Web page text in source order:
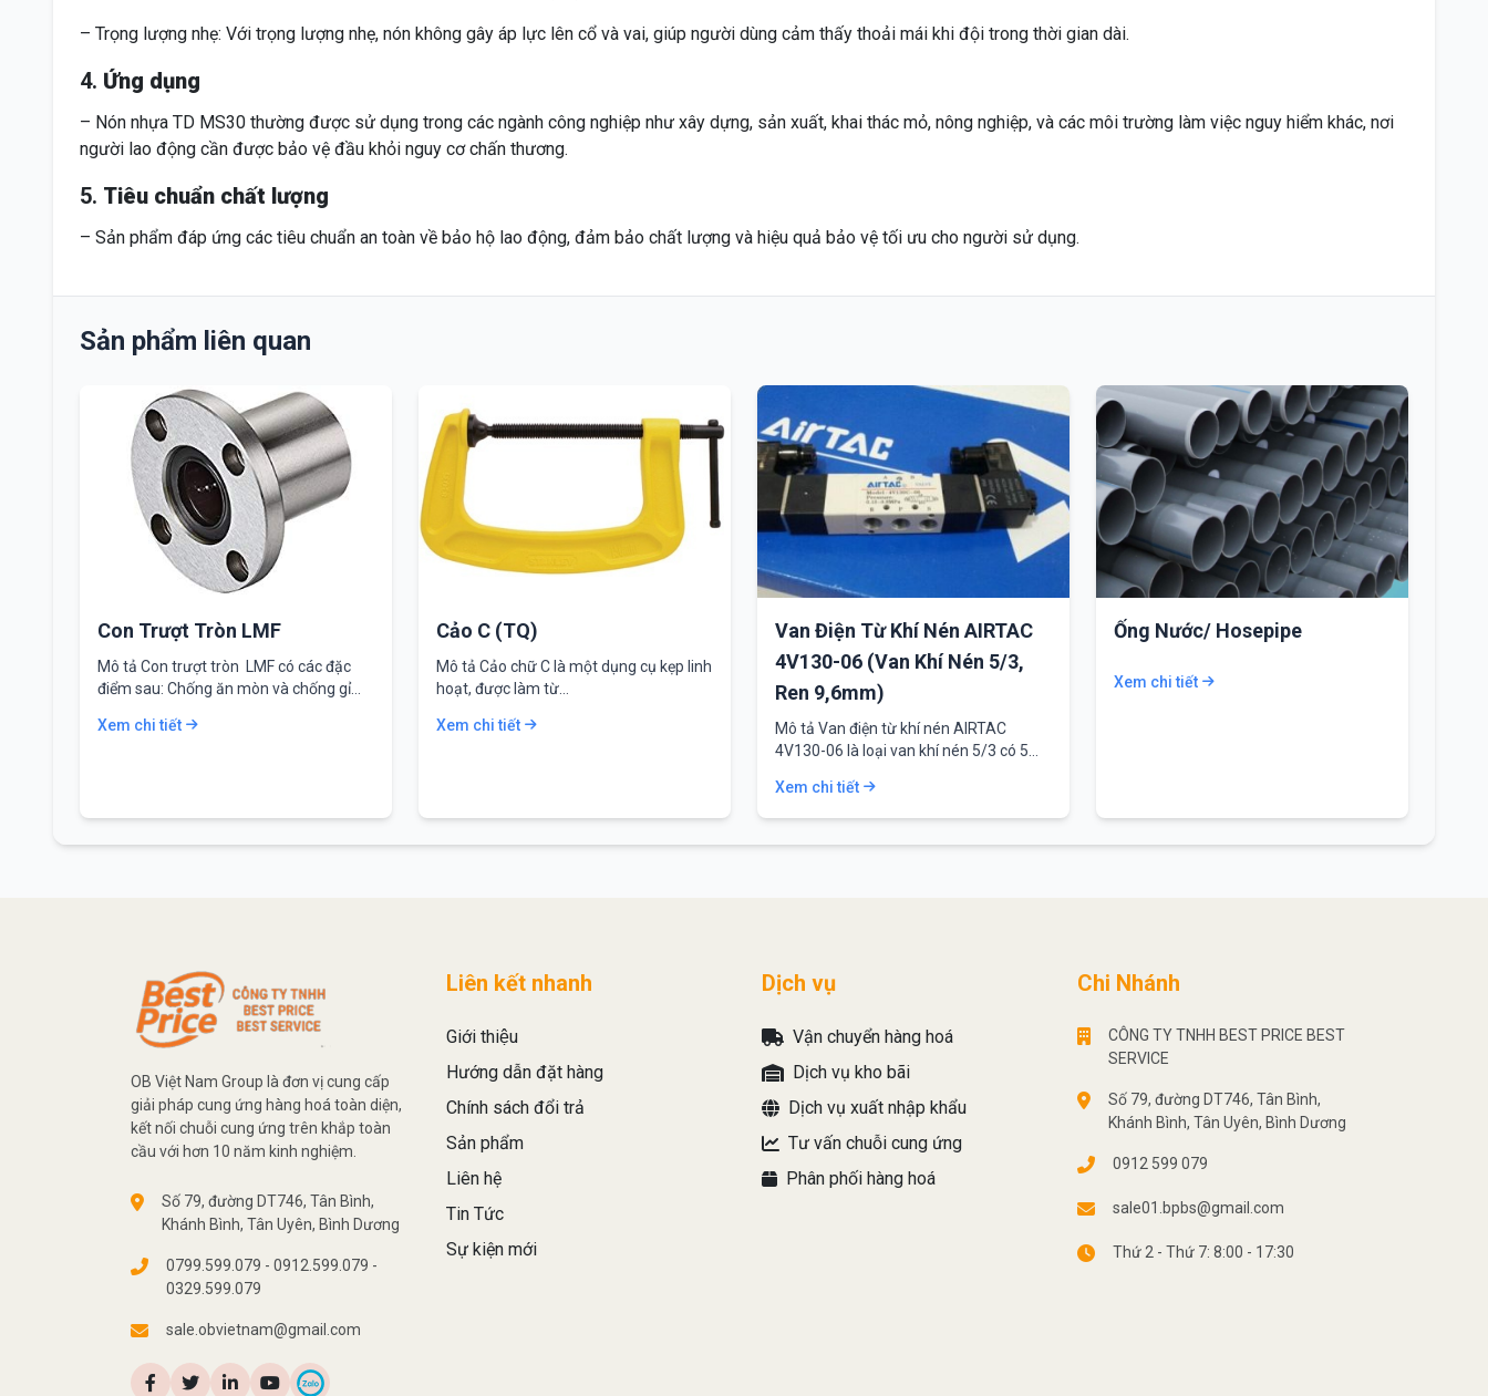
– Trọng lượng nhẹ: Với trọng lượng nhẹ, nón không gây áp lực lên cổ và vai, giúp người dùng cảm thấy thoải mái khi đội trong thời gian dài.
4. Ứng dụng
– Nón nhựa TD MS30 thường được sử dụng trong các ngành công nghiệp như xây dựng, sản xuất, khai thác mỏ, nông nghiệp, và các môi trường làm việc nguy hiểm khác, nơi
người lao động cần được bảo vệ đầu khỏi nguy cơ chấn thương.
5. Tiêu chuẩn chất lượng
– Sản phẩm đáp ứng các tiêu chuẩn an toàn về bảo hộ lao động, đảm bảo chất lượng và hiệu quả bảo vệ tối ưu cho người sử dụng.
Sản phẩm liên quan
Con Trượt Tròn LMF
Mô tả Con trượt tròn LMF có các đặc
điểm sau: Chống ăn mòn và chống gỉ…
Xem chi tiết
Cảo C (TQ)
Mô tả Cảo chữ C là một dụng cụ kẹp linh
hoạt, được làm từ…
Xem chi tiết
Van Điện Từ Khí Nén AIRTAC
4V130-06 (Van Khí Nén 5/3,
Ren 9,6mm)
Mô tả Van điện từ khí nén AIRTAC
4V130-06 là loại van khí nén 5/3 có 5
Xem chi tiết
Ống Nước/ Hosepipe
Xem chi tiết
OB Việt Nam Group là đơn vị cung cấp
giải pháp cung ứng hàng hoá toàn diện,
kết nối chuỗi cung ứng trên khắp toàn
cầu với hơn 10 năm kinh nghiệm.
Số 79, đường DT746, Tân Bình,
Khánh Bình, Tân Uyên, Bình Dương
0799.599.079 - 0912.599.079 -
0329.599.079
sale.obvietnam@gmail.com
Liên kết nhanh
Giới thiệu
Hướng dẫn đặt hàng
Chính sách đổi trả
Sản phẩm
Liên hệ
Tin Tức
Sự kiện mới
Dịch vụ
Vận chuyển hàng hoá
Dịch vụ kho bãi
Dịch vụ xuất nhập khẩu
Tư vấn chuỗi cung ứng
Phân phối hàng hoá
Chi Nhánh
CÔNG TY TNHH BEST PRICE BEST
SERVICE
Số 79, đường DT746, Tân Bình,
Khánh Bình, Tân Uyên, Bình Dương
0912 599 079
sale01.bpbs@gmail.com
Thứ 2 - Thứ 7: 8:00 - 17:30